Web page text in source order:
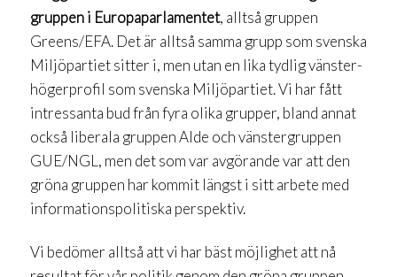
gruppen i Europaparlamentet, alltså gruppen
Greens/EFA. Det är alltså samma grupp som svenska
Miljöpartiet sitter i, men utan en lika tydlig vänster-
högerprofil som svenska Miljöpartiet. Vi har fått
intressanta bud från fyra olika grupper, bland annat
också liberala gruppen Alde och vänstergruppen
GUE/NGL, men det som var avgörande var att den
gröna gruppen har kommit längst i sitt arbete med
informationspolitiska perspektiv.
Vi bedömer alltså att vi har bäst möjlighet att nå